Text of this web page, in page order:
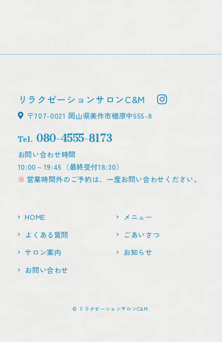
リラクゼーションサロンC&M
〒707-0021 岡山県美作市楢原中555-8
Tel. 080-4555-8173
お問い合わせ時間
10:00～19:45（最終受付18:30）
営業時間外のご予約は、一度お問い合わせください。
HOME
メニュー
よくある質問
ごあいさつ
サロン案内
お知らせ
お問い合わせ
© リラクゼーションサロンC&M.